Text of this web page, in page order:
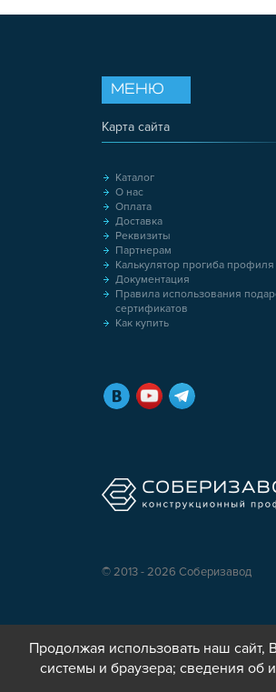
МЕНЮ
Карта сайта
Каталог
О нас
Оплата
Доставка
Реквизиты
Партнерам
Калькулятор прогиба профиля
Документация
Правила использования
сертификатов
Как купить
© 2013 - 2026 Соберизавод
Продолжая использовать наш
системы и браузера; сведения об